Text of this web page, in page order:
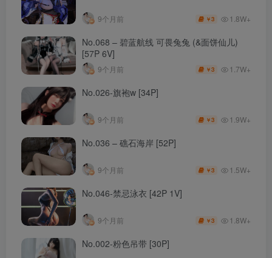
9个月前 ￥3 1.8W+
No.068 – 碧蓝航线 可畏兔兔 (&面饼仙儿)
[57P 6V]
9个月前 ￥3 1.7W+
No.026-旗袍w [34P]
9个月前 ￥3 1.9W+
No.036 – 礁石海岸 [52P]
9个月前 ￥3 1.5W+
No.046-禁忌泳衣 [42P 1V]
9个月前 ￥3 1.8W+
No.002-粉色吊带 [30P]